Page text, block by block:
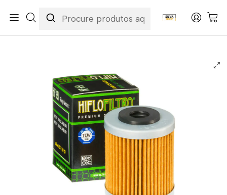
Manutenção & Consumíveis
Filtros
Filtros Óleo
Filtro Óleo Hiflofiltro - HF651 Husqvarna/KTM